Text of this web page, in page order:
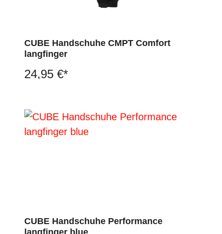
CUBE Handschuhe CMPT Comfort
langfinger
24,95 €*
CUBE Handschuhe Performance